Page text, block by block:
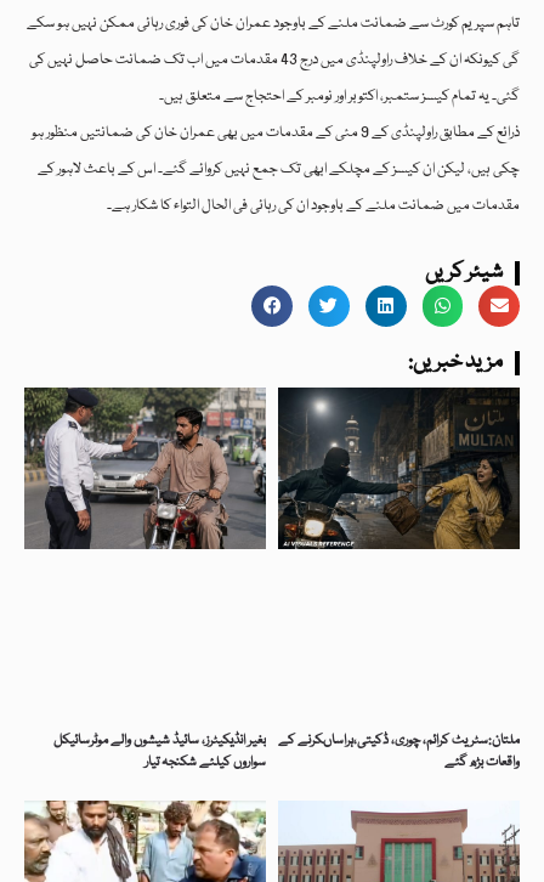
تاہم سپریم کورٹ سے ضمانت ملنے کے باوجود عمران خان کی فوری رہائی ممکن نہیں ہو سکے
گی کیونکہ ان کے خلاف راولپنڈی میں درج 43 مقدمات میں اب تک ضمانت حاصل نہیں کی
گئی۔ یہ تمام کیسز ستمبر، اکتوبر اور نومبر کے احتجاج سے متعلق ہیں۔
ذرائع کے مطابق راولپنڈی کے 9 مئی کے مقدمات میں بھی عمران خان کی ضمانتیں منظور ہو
چکی ہیں، لیکن ان کیسز کے مچلکے ابھی تک جمع نہیں کروائے گئے۔ اس کے باعث لاہور کے
مقدمات میں ضمانت ملنے کے باوجود ان کی رہائی فی الحال التواء کا شکار ہے۔
شیئر کریں
:مزید خبریں
بغیر انڈیکیٹرز، سائیڈ شیشوں والے موٹرسائیکل
سواروں کیلئے شکنجہ تیار
ملتان:سٹریٹ کرائم، چوری، ڈکیتی،ہراساںکرنے کے
واقعات بڑھ گئے